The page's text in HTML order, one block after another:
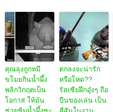
คุณลุงถูกหมี
ขโมยกินน้ำผึ้ง
พลิกวิกฤตเป็น
โอกาส ให้มัน
ตกลงจะน่ารัก
หรือโหด??
รัสเซียฝึกอุ๋งๆ ถือ
ปืนของเล่น เป็น